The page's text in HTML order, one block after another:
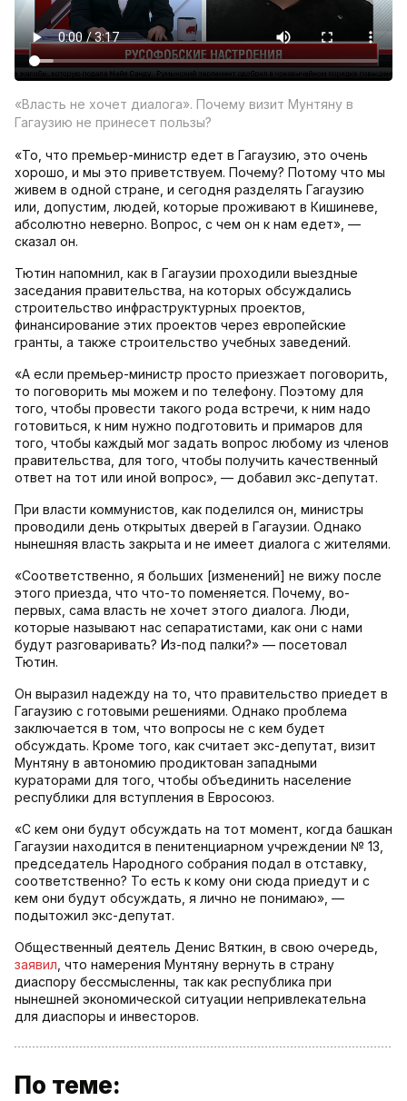
«Власть не хочет диалога». Почему визит Мунтяну в
Гагаузию не принесет пользы?
«То, что премьер-министр едет в Гагаузию, это очень
хорошо, и мы это приветствуем. Почему? Потому что мы
живем в одной стране, и сегодня разделять Гагаузию
или, допустим, людей, которые проживают в Кишиневе,
абсолютно неверно. Вопрос, с чем он к нам едет», —
сказал он.
Тютин напомнил, как в Гагаузии проходили выездные
заседания правительства, на которых обсуждались
строительство инфраструктурных проектов,
финансирование этих проектов через европейские
гранты, а также строительство учебных заведений.
«А если премьер-министр просто приезжает поговорить,
то поговорить мы можем и по телефону. Поэтому для
того, чтобы провести такого рода встречи, к ним надо
готовиться, к ним нужно подготовить и примаров для
того, чтобы каждый мог задать вопрос любому из членов
правительства, для того, чтобы получить качественный
ответ на тот или иной вопрос», — добавил экс-депутат.
При власти коммунистов, как поделился он, министры
проводили день открытых дверей в Гагаузии. Однако
нынешняя власть закрыта и не имеет диалога с жителями.
«Соответственно, я больших [изменений] не вижу после
этого приезда, что что-то поменяется. Почему, во-
первых, сама власть не хочет этого диалога. Люди,
которые называют нас сепаратистами, как они с нами
будут разговаривать? Из-под палки?» — посетовал
Тютин.
Он выразил надежду на то, что правительство приедет в
Гагаузию с готовыми решениями. Однако проблема
заключается в том, что вопросы не с кем будет
обсуждать. Кроме того, как считает экс-депутат, визит
Мунтяну в автономию продиктован западными
кураторами для того, чтобы объединить население
республики для вступления в Евросоюз.
«С кем они будут обсуждать на тот момент, когда башкан
Гагаузии находится в пенитенциарном учреждении № 13,
председатель Народного собрания подал в отставку,
соответственно? То есть к кому они сюда приедут и с
кем они будут обсуждать, я лично не понимаю», —
подытожил экс-депутат.
Общественный деятель Денис Вяткин, в свою очередь,
заявил , что намерения Мунтяну вернуть в страну
диаспору бессмысленны, так как республика при
нынешней экономической ситуации непривлекательна
для диаспоры и инвесторов.
По теме: